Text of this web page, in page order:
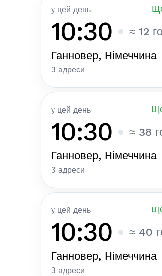
у цей день
10:30 ≈ 12
Ганновер, Німеччина
З адреси
у цей день
10:30 ≈ 38
Ганновер, Німеччина
З адреси
у цей день
10:30 ≈ 40
Ганновер, Німеччина
З адреси